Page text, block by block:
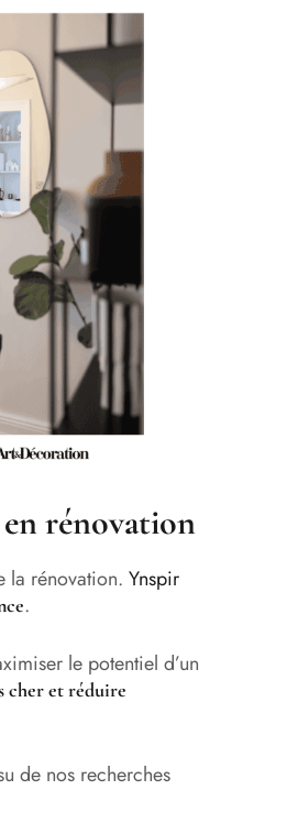
rénovation
la rénovation. Ynspir
.
le potentiel d’un
cher et réduire
de nos recherches